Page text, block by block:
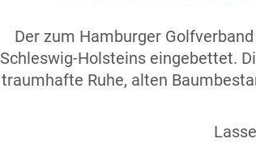
Der zum Hamburger
Schleswig-Holsteins eingebettet.
traumhafte Ruhe, alten